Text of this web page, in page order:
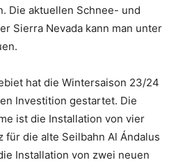
Die aktuellen Schnee- und
Sierra Nevada kann man unter
hat die Wintersaison 23/24
Investition gestartet. Die
ist die Installation von vier
für die alte Seilbahn Al Ándalus
Installation von zwei neuen